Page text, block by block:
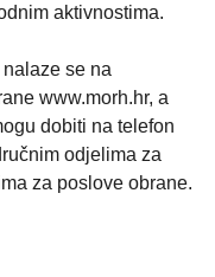
aktivnostima.
se na
www.morh.hr, a
dobiti na telefon
odjelima za
za poslove obrane.